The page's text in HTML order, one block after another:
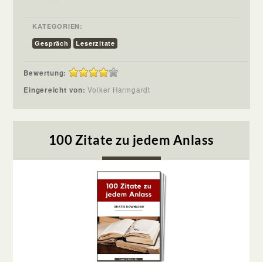
KATEGORIEN:
Gespräch
Leserzitate
Bewertung:
Eingereicht von:Volker Harmgardt